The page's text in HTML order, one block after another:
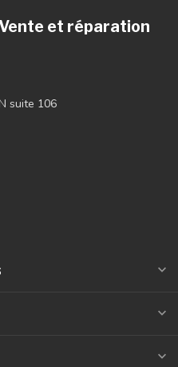
et réparation
suite 106